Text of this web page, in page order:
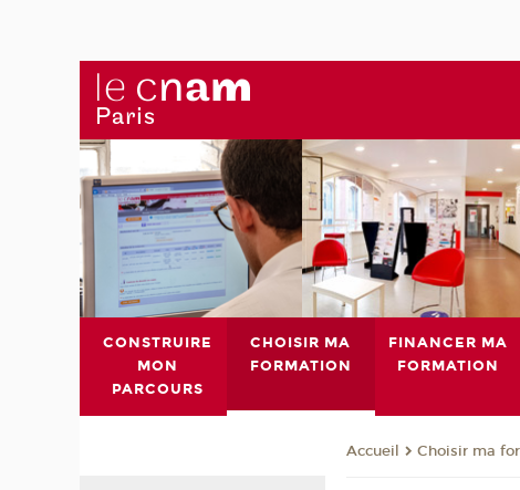
CONSTRUIRE
MON
PARCOURS
CHOISIR MA
FORMATION
FINANCER MA
FORMATION
Accueil Choisir ma